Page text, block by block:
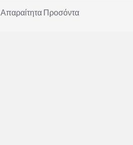
Απαραίτητα Προσόντα